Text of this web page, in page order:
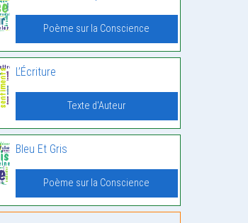
Poème sur la Conscience
L’Écriture
Texte d'Auteur
Bleu Et Gris
Poème sur la Conscience